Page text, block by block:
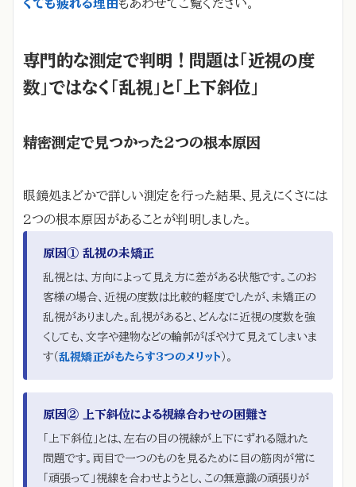
くても疲れる理由もあわせてご覧ください。
専門的な測定で判明！問題は「近視の度
数」ではなく「乱視」と「上下斜位」
精密測定で見つかった2つの根本原因
眼鏡処まどかで詳しい測定を行った結果、見えにくさには
2つの根本原因があることが判明しました。
原因① 乱視の未矯正
乱視とは、方向によって見え方に差がある状態です。このお
客様の場合、近視の度数は比較的軽度でしたが、未矯正の
乱視がありました。乱視があると、どんなに近視の度数を強
くしても、文字や建物などの輪郭がぼやけて見えてしまいま
す（乱視矯正がもたらす3つのメリット ）。
原因② 上下斜位による視線合わせの困難さ
「上下斜位」とは、左右の目の視線が上下にずれる隠れた
問題です。両目で一つのものを見るために目の筋肉が常に
「頑張って」視線を合わせようとし、この無意識の頑張りが